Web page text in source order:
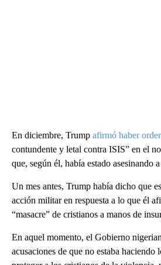
En diciembre, Trump afirmó haber
contundente y letal contra ISIS” en el
que, según él, había estado asesinando
Un mes antes, Trump había dicho que
acción militar en respuesta a lo que él
“masacre” de cristianos a manos de
En aquel momento, el Gobierno
acusaciones de que no estaba haciendo